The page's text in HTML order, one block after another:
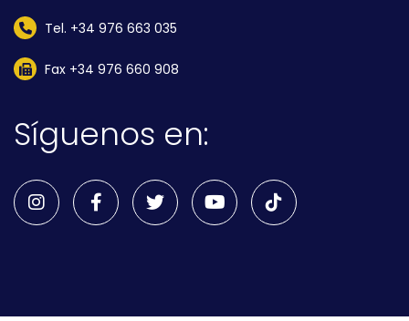
Tel. +34 976 663 035
Fax +34 976 660 908
Síguenos en: